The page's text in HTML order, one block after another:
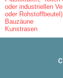
oder industriellen
oder Rohstoffbeutel)
Bauzäune
Kunstrasen